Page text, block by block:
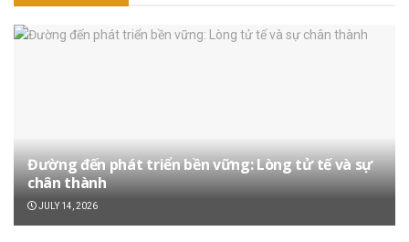
Đường đến phát triển bền vững: Lòng tử tế và sự
chân thành
JULY 14, 2026